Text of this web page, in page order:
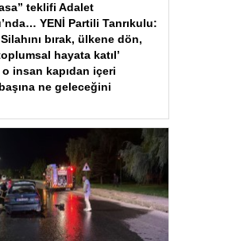
teklifi Adalet
YENİ Partili Tanrıkulu:
bırak, ülkene dön,
hayata katıl’
o insan kapıdan içeri
ne geleceğini